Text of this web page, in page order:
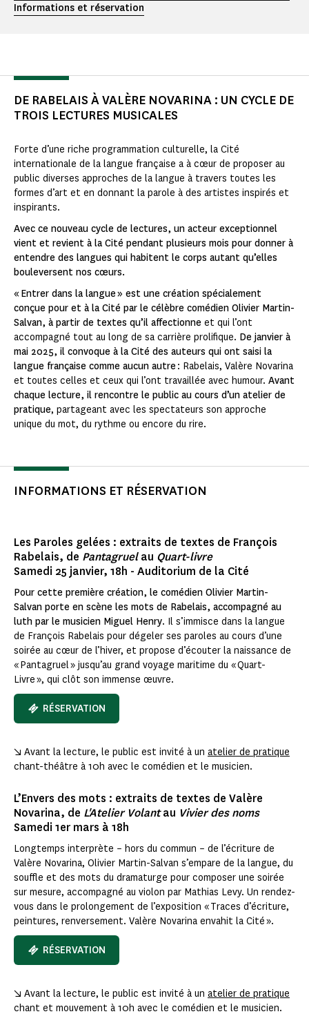
Informations et réservation
DE RABELAIS À VALÈRE NOVARINA : UN CYCLE DE
TROIS LECTURES MUSICALES
Forte d’une riche programmation culturelle, la Cité
internationale de la langue française a à cœur de proposer au
public diverses approches de la langue à travers toutes les
formes d’art et en donnant la parole à des artistes inspirés et
inspirants.
Avec ce nouveau cycle de lectures, un acteur exceptionnel
vient et revient à la Cité pendant plusieurs mois pour donner à
entendre des langues qui habitent le corps autant qu’elles
bouleversent nos cœurs.
« Entrer dans la langue » est une création spécialement
conçue pour et à la Cité par le célèbre comédien Olivier Martin-
Salvan, à partir de textes qu’il affectionne et qui l’ont
accompagné tout au long de sa carrière prolifique. De janvier à
mai 2025, il convoque à la Cité des auteurs qui ont saisi la
langue française comme aucun autre : Rabelais, Valère Novarina
et toutes celles et ceux qui l’ont travaillée avec humour. Avant
chaque lecture, il rencontre le public au cours d’un atelier de
pratique, partageant avec les spectateurs son approche
unique du mot, du rythme ou encore du rire.
INFORMATIONS ET RÉSERVATION
Les Paroles gelées : extraits de textes de François
Rabelais, de Pantagruelau Quart-livre
Samedi 25 janvier, 18h - Auditorium de la Cité
Pour cette première création, le comédien Olivier Martin-
Salvan porte en scène les mots de Rabelais, accompagné au
luth par le musicien Miguel Henry. Il s’immisce dans la langue
de François Rabelais pour dégeler ses paroles au cours d’une
soirée au cœur de l’hiver, et propose d’écouter la naissance de
« Pantagruel » jusqu’au grand voyage maritime du « Quart-
Livre », qui clôt son immense œuvre.
RÉSERVATION
↘ Avant la lecture, le public est invité à un atelier de pratique
chant-théâtre à 10h avec le comédien et le musicien.
L’Envers des mots : extraits de textes de Valère
Novarina, de L'Atelier Volantau Vivier des noms
Samedi 1er mars à 18h
Longtemps interprète – hors du commun – de l’écriture de
Valère Novarina, Olivier Martin-Salvan s’empare de la langue, du
souffle et des mots du dramaturge pour composer une soirée
sur mesure, accompagné au violon par Mathias Levy. Un rendez-
vous dans le prolongement de l’exposition « Traces d’écriture,
peintures, renversement. Valère Novarina envahit la Cité ».
RÉSERVATION
↘ Avant la lecture, le public est invité à un atelier de pratique
chant et mouvement à 10h avec le comédien et le musicien.